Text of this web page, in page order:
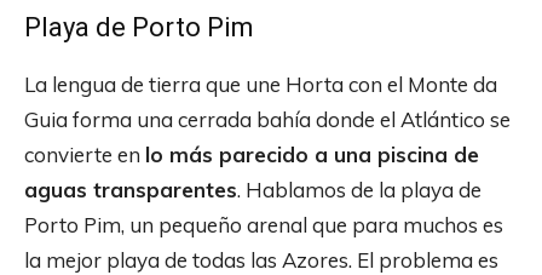
Playa de Porto Pim
La lengua de tierra que une Horta con el Monte da
Guia forma una cerrada bahía donde el Atlántico se
convierte en lo más parecido a una piscina de
aguas transparentes. Hablamos de la playa de
Porto Pim, un pequeño arenal que para muchos es
la mejor playa de todas las Azores. El problema es